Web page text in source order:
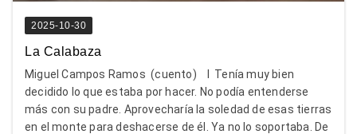
2025-10-30
La Calabaza
Miguel Campos Ramos (cuento) I Tenía muy bien
decidido lo que estaba por hacer. No podía entenderse
más con su padre. Aprovecharía la soledad de esas tierras
en el monte para deshacerse de él. Ya no lo soportaba. De